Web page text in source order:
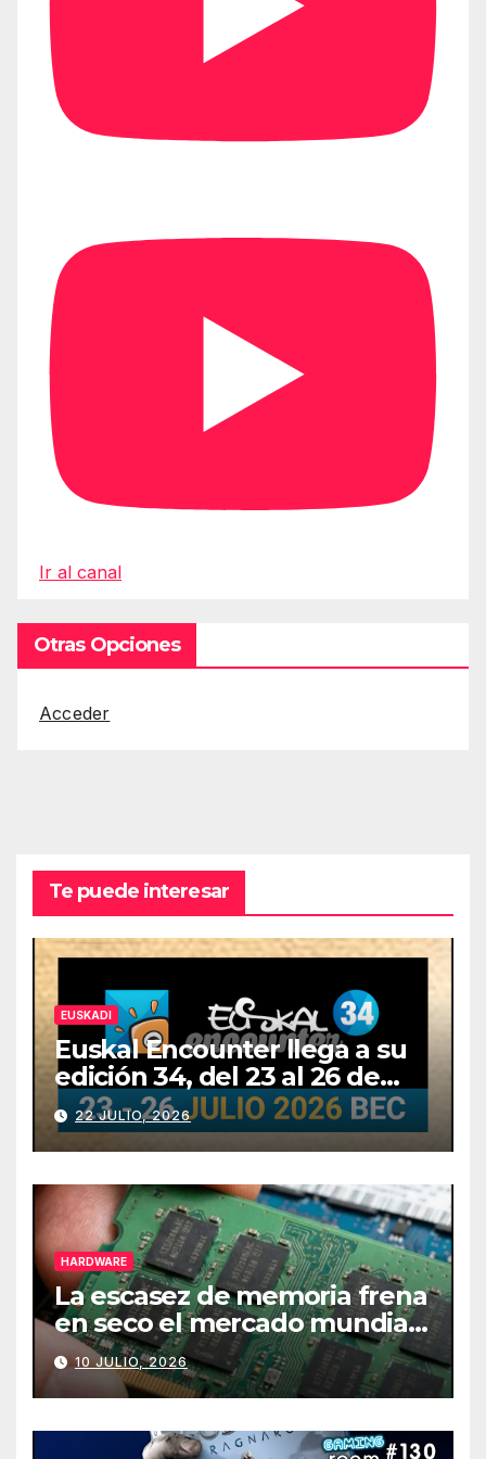
Ir al canal
Otras Opciones
Acceder
Te puede interesar
EUSKADI
Euskal Encounter llega a su
edición 34, del 23 al 26 de
julio
22 JULIO, 2026
HARDWARE
La escasez de memoria frena
en seco el mercado mundial
de PCs
10 JULIO, 2026